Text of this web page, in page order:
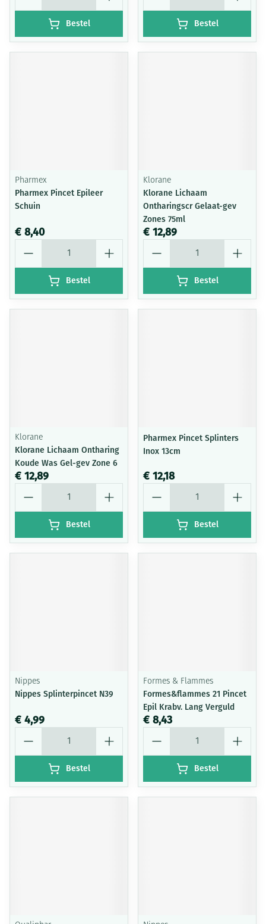
Bestel Bestel
Pharmex
Pharmex Pincet Epileer
Schuin
€ 8,40
Bestel
Klorane
Klorane Lichaam
Ontharingscr Gelaat-gev
Zones 75ml
€ 12,89
Bestel
Klorane
Klorane Lichaam Ontharing
Koude Was Gel-gev Zone 6
€ 12,89
Bestel
Pharmex Pincet Splinters
Inox 13cm
€ 12,18
Bestel
Nippes
Nippes Splinterpincet N39
€ 4,99
Bestel
Formes & Flammes
Formes&flammes 21 Pincet
Epil Krabv. Lang Verguld
€ 8,43
Bestel